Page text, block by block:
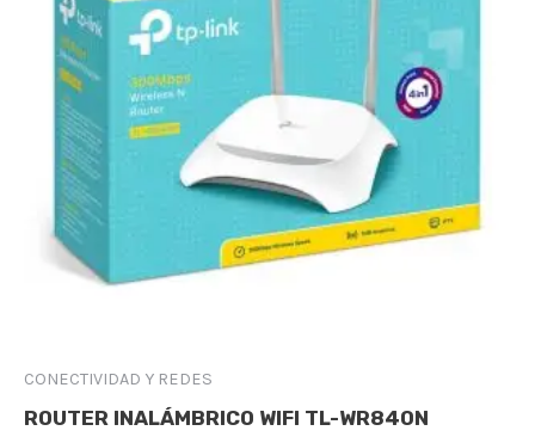
CONECTIVIDAD Y REDES
ROUTER INALÁMBRICO WIFI TL-WR840N